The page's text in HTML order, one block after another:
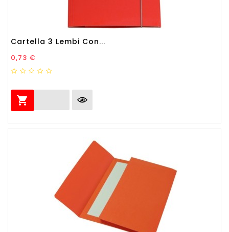
Cartella 3 Lembi Con...
Prezzo
0,73 €
